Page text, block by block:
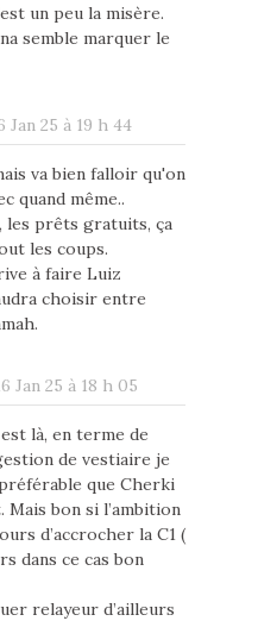
un peu la misère.
semble marquer le
Jan 25 à 19 h 44
va bien falloir qu'on
quand même..
les prêts gratuits, ça
les coups.
à faire Luiz
choisir entre
Jan 25 à 18 h 05
là, en terme de
de vestiaire je
que Cherki
bon si l’ambition
d’accrocher la C1 (
dans ce cas bon
relayeur d’ailleurs